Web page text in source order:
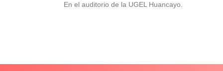
En el auditorio de la UGEL Huancayo.